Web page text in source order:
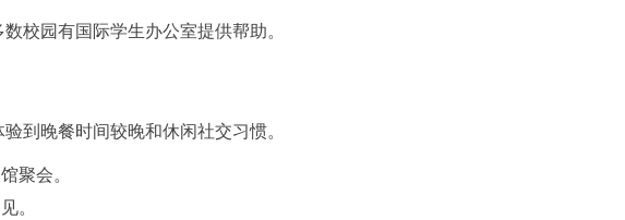
校园有国际学生办公室提供帮助。
到晚餐时间较晚和休闲社交习惯。
聚会。
。